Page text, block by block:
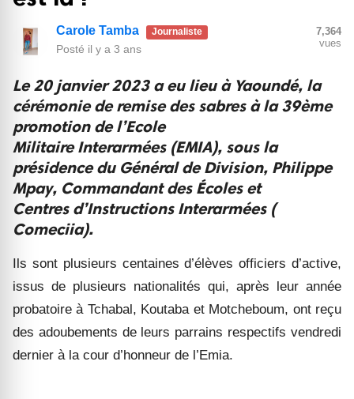
Carole Tamba Journaliste
Posté il y a 3 ans
7,364
vues
Le 20 janvier 2023 a eu lieu à Yaoundé, la
cérémonie de remise des sabres à la 39ème
promotion de l’Ecole
Militaire Interarmées (EMIA), sous la
présidence du Général de Division, Philippe
Mpay, Commandant des Écoles et
Centres d’Instructions Interarmées (
Comeciia).
Ils sont plusieurs centainesd’élèves officiers d’active,
issus de plusieurs nationalités qui, après leur année
probatoire à Tchabal, Koutaba et Motcheboum, ont reçu
des adoubements de leurs parrains respectifs vendredi
dernier à la cour d’honneur de l’Emia.